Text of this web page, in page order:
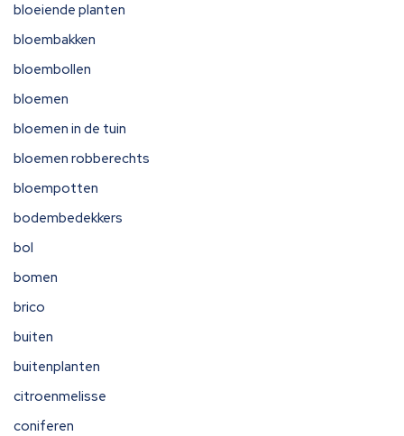
bloeiende planten
bloembakken
bloembollen
bloemen
bloemen in de tuin
bloemen robberechts
bloempotten
bodembedekkers
bol
bomen
brico
buiten
buitenplanten
citroenmelisse
coniferen